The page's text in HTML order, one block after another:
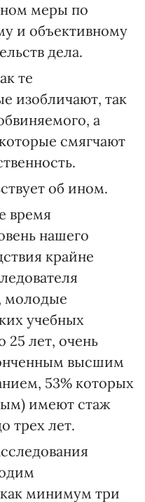
меры по
и объективному
дела.
те
изобличают, так
а
смягчают
об ином.
время
нашего
крайне
молодые
учебных
25 лет, очень
высшим
53% которых
имеют стаж
трех лет.
минимум три